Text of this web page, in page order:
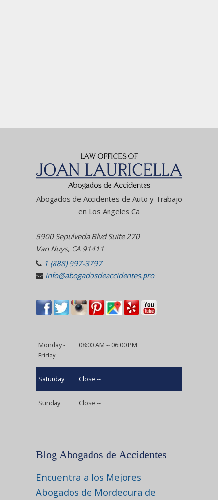
Abogados de Accidentes de Auto y Trabajo
en Los Angeles Ca
5900 Sepulveda Blvd Suite 270
Van Nuys, CA 91411
1 (888) 997-3797
info@abogadosdeaccidentes.pro
Monday -
Friday
08:00 AM -- 06:00 PM
Saturday Close --
Sunday Close --
Blog Abogados de Accidentes
Encuentra a los Mejores
Abogados de Mordedura de